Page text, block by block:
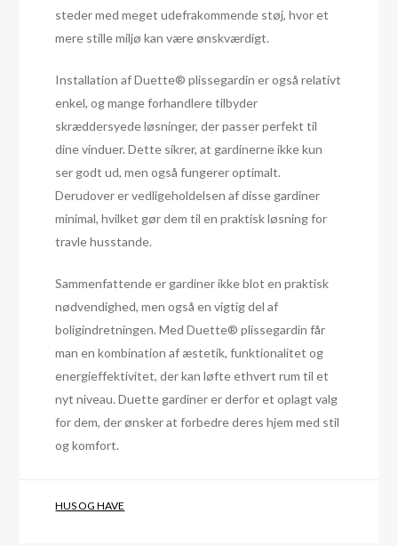
steder med meget udefrakommende støj, hvor et
mere stille miljø kan være ønskværdigt.
Installation af Duette® plissegardin er også relativt
enkel, og mange forhandlere tilbyder
skræddersyede løsninger, der passer perfekt til
dine vinduer. Dette sikrer, at gardinerne ikke kun
ser godt ud, men også fungerer optimalt.
Derudover er vedligeholdelsen af disse gardiner
minimal, hvilket gør dem til en praktisk løsning for
travle husstande.
Sammenfattende er gardiner ikke blot en praktisk
nødvendighed, men også en vigtig del af
boligindretningen. Med Duette® plissegardin får
man en kombination af æstetik, funktionalitet og
energieffektivitet, der kan løfte ethvert rum til et
nyt niveau. Duette gardiner er derfor et oplagt valg
for dem, der ønsker at forbedre deres hjem med stil
og komfort.
HUS OG HAVE